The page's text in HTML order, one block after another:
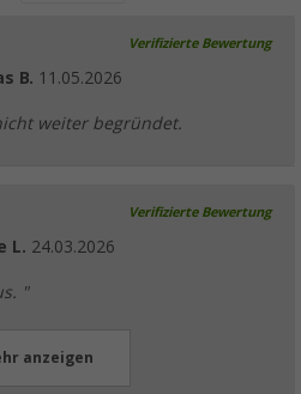
Verifizierte Bewertung
B. 11.05.2026
weiter begründet.
Verifizierte Bewertung
L. 24.03.2026
"
anzeigen